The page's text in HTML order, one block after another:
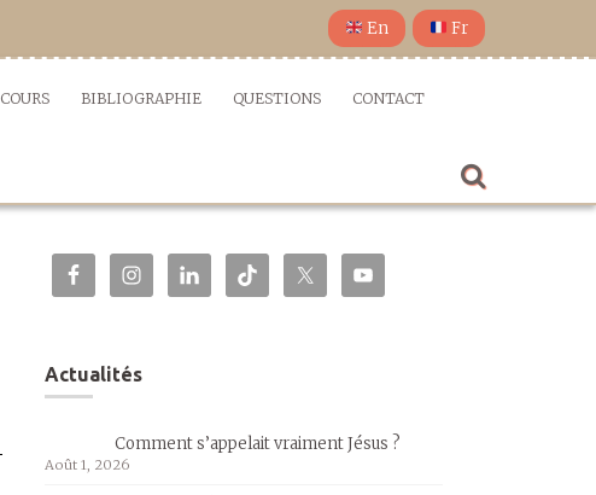
En Fr
COURS BIBLIOGRAPHIE QUESTIONS CONTACT
Actualités
Comment s’appelait vraiment Jésus ?
Août 1, 2026